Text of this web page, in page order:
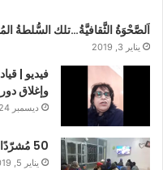
اَلصَّحْوَةُ الثَّقافيَّةُ…تلك السُّلطةُ
يناير 3, 2019
فيديو |
وإغلاق
ديسمبر 24, 2018
50 مُشرّدًا يَسْتَفيدُون من “عملية دفء” بخريبكة
يناير 5, 2019